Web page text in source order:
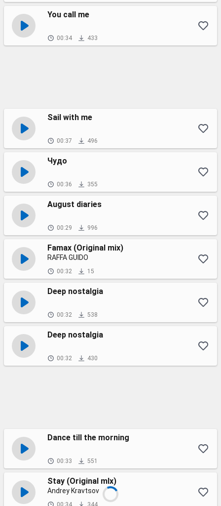
You call me
00:34 433
Sail with me
00:37 496
Чудо
00:36 355
August diaries
00:29 996
Famax (Original mix)
RAFFA GUIDO
00:32 15
Deep nostalgia
00:32 538
Deep nostalgia
00:32 430
Dance till the morning
00:33 551
Stay (Original mIx)
Andrey Kravtsov
00:34 344